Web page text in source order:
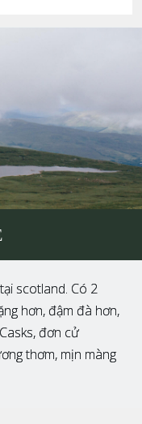
scotland. Có 2
hơn, đậm đà hơn,
đơn cử
thơm, mịn màng